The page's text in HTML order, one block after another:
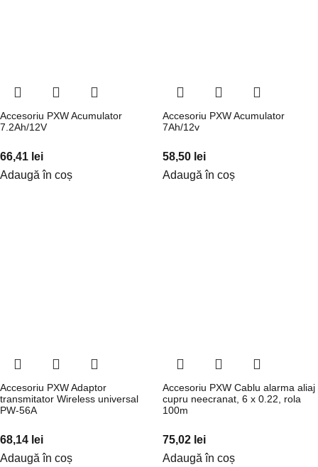
Accesoriu PXW Acumulator
7.2Ah/12V
66,41 lei
Adaugă în coș
Accesoriu PXW Acumulator
7Ah/12v
58,50 lei
Adaugă în coș
Accesoriu PXW Adaptor
transmitator Wireless universal
PW-56A
68,14 lei
Adaugă în coș
Accesoriu PXW Cablu alarma aliaj
cupru neecranat, 6 x 0.22, rola
100m
75,02 lei
Adaugă în coș